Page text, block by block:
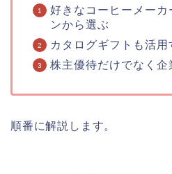
好きなコーヒーメー
ンから選ぶ
カタログギフトも活用
株主優待だけでなく企
順番に解説します。